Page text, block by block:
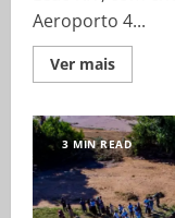
Aeroporto 4...
Ver mais
3 MIN READ